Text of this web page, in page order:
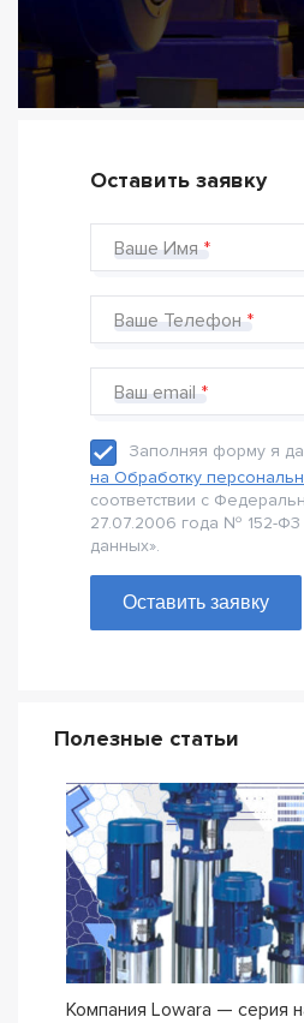
Оставить заявку
Ваше Имя
Ваше Телефон
Ваш email
Заполняя форму я
на Обработку
соответствии с
27.07.2006 года № 152-
данных».
Оставить заявку
Полезные статьи
Компания Lowara — серия